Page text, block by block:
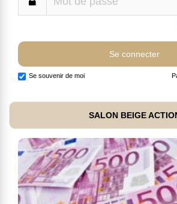
Se souvenir de moi
SALON BEIGE